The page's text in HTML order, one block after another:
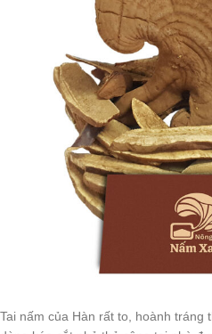
Tai nấm của Hàn rất to, hoành tráng